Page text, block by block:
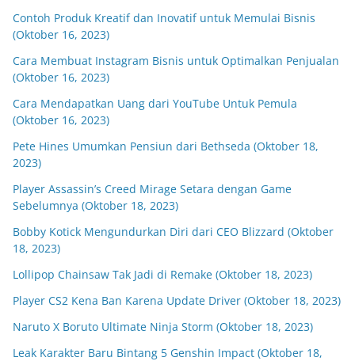
Contoh Produk Kreatif dan Inovatif untuk Memulai Bisnis
(Oktober 16, 2023)
Cara Membuat Instagram Bisnis untuk Optimalkan Penjualan
(Oktober 16, 2023)
Cara Mendapatkan Uang dari YouTube Untuk Pemula
(Oktober 16, 2023)
Pete Hines Umumkan Pensiun dari Bethseda (Oktober 18,
2023)
Player Assassin’s Creed Mirage Setara dengan Game
Sebelumnya (Oktober 18, 2023)
Bobby Kotick Mengundurkan Diri dari CEO Blizzard (Oktober
18, 2023)
Lollipop Chainsaw Tak Jadi di Remake (Oktober 18, 2023)
Player CS2 Kena Ban Karena Update Driver (Oktober 18, 2023)
Naruto X Boruto Ultimate Ninja Storm (Oktober 18, 2023)
Leak Karakter Baru Bintang 5 Genshin Impact (Oktober 18,